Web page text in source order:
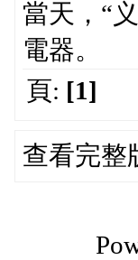
當天，“
電器。
頁: [1]
查看完整